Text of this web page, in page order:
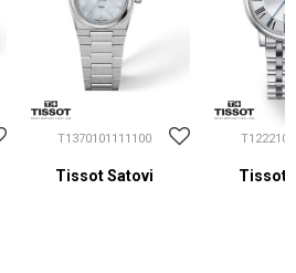
T1370101111100
Tissot Satovi Tissot